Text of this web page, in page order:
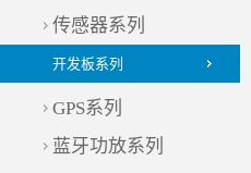
传感器系列
开发板系列
GPS系列
蓝牙功放系列